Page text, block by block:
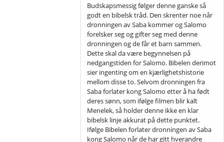
Budskapsmessig følger denne ganske så
godt en bibelsk tråd. Den skrenter noe når
dronningen av Saba kommer og Salomo
forelsker seg og gifter seg med denne
dronningen og de får et barn sammen.
Dette skal da være begynnelsen på
nedgangstiden for Salomo. Bibelen derimot
sier ingenting om en kjærlighetshistorie
mellom disse to. Selvom dronningen fra
Saba forlater kong Salomo etter å ha født
deres sønn, som ifølge filmen blir kalt
Menelek, så holder denne ikke en klar
bibelsk linje akkurat på dette punktet.
Ifølge Bibelen forlater dronningen av Saba
kong Salomo når de har gitt hverandre